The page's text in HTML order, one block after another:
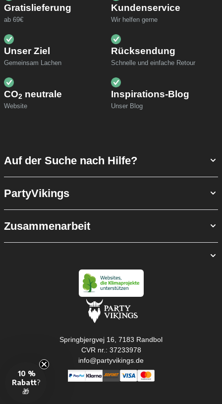
Gratislieferung
ab 69€
Kundenservice
Wir helfen gerne
Unser Ziel
Gemeinsam Lachen
Rücksendung
Schnelle und einfache Retour
CO2 neutrale
Website
Inspirations-Blog
Unser Blog
Auf der Suche nach Hilfe?
PartyVikings
Zusammenarbeit
Springbjergvej 16, 7183 Randbol
CVR nr.: 37233978
info@partyvikings.de
10 %
Rabatt?
🎁